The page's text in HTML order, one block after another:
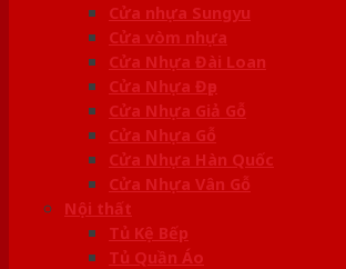
Cửa nhựa Sungyu
Cửa vòm nhựa
Cửa Nhựa Đài Loan
Cửa Nhựa Đẹp
Cửa Nhựa Giả Gỗ
Cửa Nhựa Gỗ
Cửa Nhựa Hàn Quốc
Cửa Nhựa Vân Gỗ
Nội thất
Tủ Kệ Bếp
Tủ Quần Áo